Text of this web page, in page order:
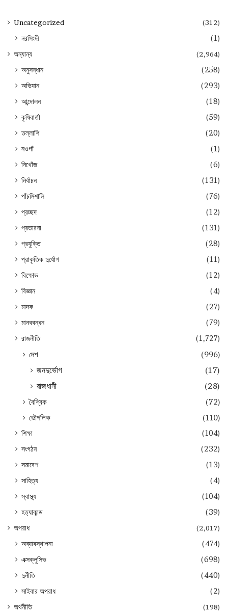
Uncategorized (312)
নরসিংদী (1)
অন্যান্য (2,964)
অনুসন্ধান
(258)
অভিযান
(293)
আন্দোলন
(18)
কৃষিবার্তা
(59)
তল্লাশি
(20)
নওগাঁ
(1)
নিখোঁজ
(6)
নির্বাচন
(131)
পাঁচমিশালি
(76)
প্রচ্ছদ
(12)
প্রতারনা
(131)
প্রযুক্তি
(28)
প্রাকৃতিক দুর্যোগ
(11)
বিক্ষোভ
(12)
বিজ্ঞান
(4)
মাদক
(27)
মানববন্ধন
(79)
রাজনীতি
(1,727)
দেশ
(996)
জনদুর্ভোগ
(17)
রাজধানী
(28)
বৈশ্বিক
(72)
ভৌগলিক
(110)
শিক্ষা
(104)
সংগঠন
(232)
সমাবেশ
(13)
সাহিত্য
(4)
স্বাস্থ্য
(104)
হত্যাকান্ড
(39)
অপরাধ (2,017)
অব্যাবস্থাপনা
(474)
এক্সক্লুসিভ
(698)
দুর্নীতি
(440)
সাইবার অপরাধ
(2)
অর্থনীতি (198)